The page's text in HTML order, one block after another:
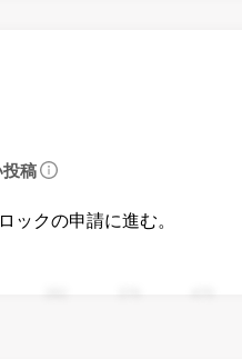
稿
ックの申請に進む。